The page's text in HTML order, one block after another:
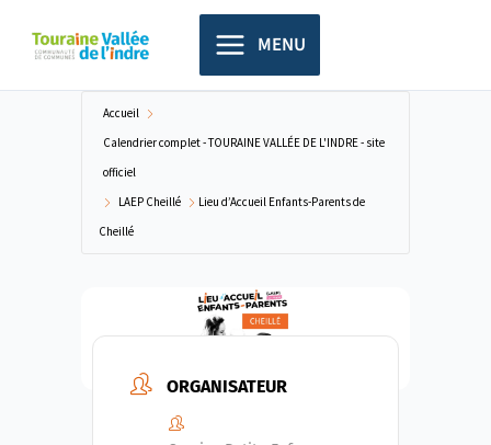
principal
MENU
Accueil
Calendrier complet - TOURAINE VALLÉE DE L'INDRE - site
officiel
LAEP Cheillé
Lieu d’Accueil Enfants-Parents de
Cheillé
ORGANISATEUR